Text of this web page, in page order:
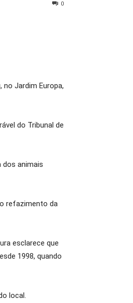
0
Jardim Europa,
do Tribunal de
dos animais
refazimento da
esclarece que
1998, quando
local.